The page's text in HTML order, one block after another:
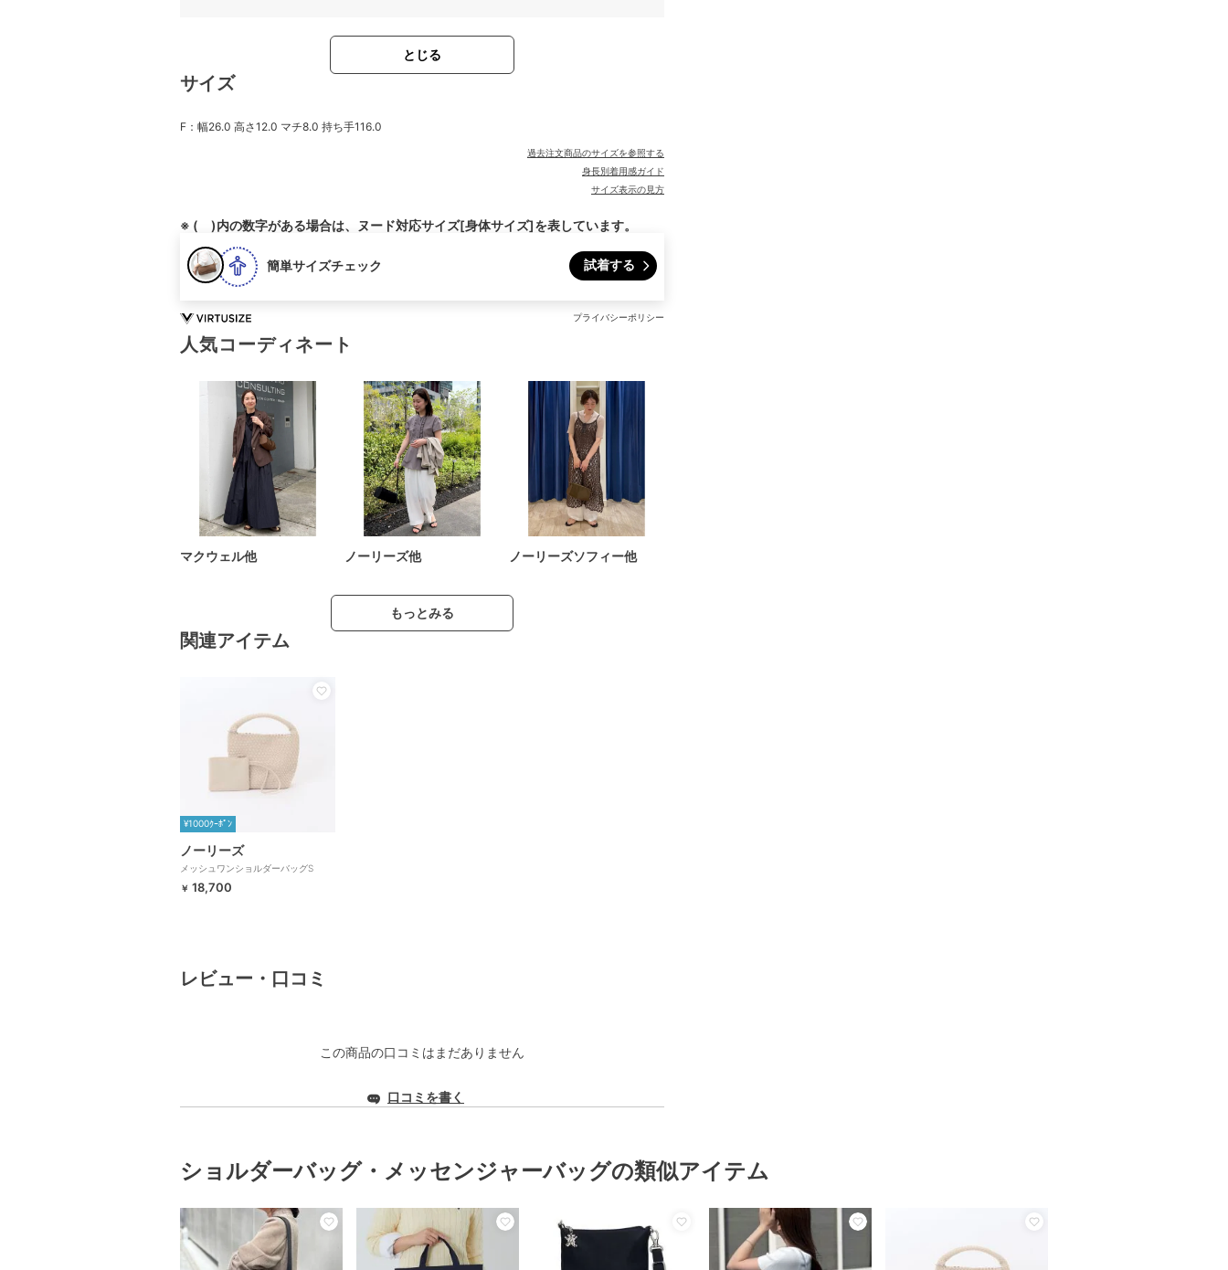
とじる
サイズ
F：幅26.0 高さ12.0 マチ8.0 持ち手116.0
過去注文商品のサイズを参照する
身長別着用感ガイド
サイズ表示の見方
※ ( )内の数字がある場合は、ヌード対応サイズ[身体サイズ]を表しています。
簡単サイズチェック 試着する
プライバシーポリシー
人気コーディネート
マクウェル他 ノーリーズ他 ノーリーズソフィー他
もっとみる
関連アイテム
¥1000ｸｰﾎﾟﾝ
ノーリーズ
メッシュワンショルダーバッグS
￥ 18,700
レビュー・口コミ
この商品の口コミはまだありません
口コミを書く
ショルダーバッグ・メッセンジャーバッグの類似アイテム